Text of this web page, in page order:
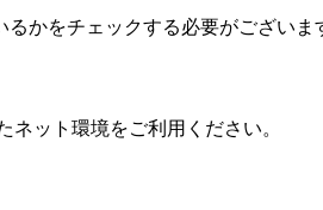
かをチェックする必要がございま
ット環境をご利用ください。